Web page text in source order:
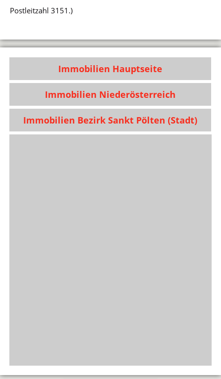
Postleitzahl 3151.)
Immobilien Hauptseite
Immobilien Niederösterreich
Immobilien Bezirk Sankt Pölten (Stadt)